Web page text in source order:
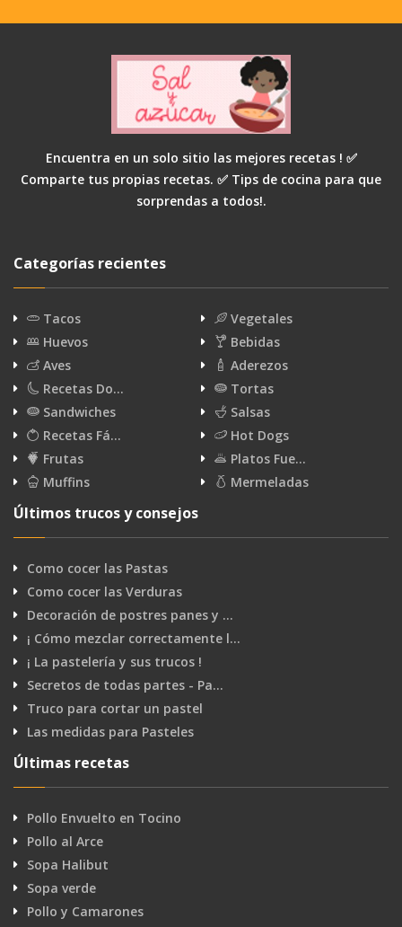
Encuentra en un solo sitio las mejores recetas ! ✅
Comparte tus propias recetas. ✅ Tips de cocina para que
sorprendas a todos!.
Categorías recientes
Tacos
Vegetales
Huevos
Bebidas
Aves
Aderezos
Recetas Do…
Tortas
Sandwiches
Salsas
Recetas Fá…
Hot Dogs
Frutas
Platos Fue…
Muffins
Mermeladas
Últimos trucos y consejos
Como cocer las Pastas
Como cocer las Verduras
Decoración de postres panes y …
¡ Cómo mezclar correctamente l…
¡ La pastelería y sus trucos !
Secretos de todas partes - Pa…
Truco para cortar un pastel
Las medidas para Pasteles
Últimas recetas
Pollo Envuelto en Tocino
Pollo al Arce
Sopa Halibut
Sopa verde
Pollo y Camarones